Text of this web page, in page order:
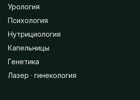
Урология
Психология
Нутрициология
Капельницы
Генетика
Лазер · гинекология